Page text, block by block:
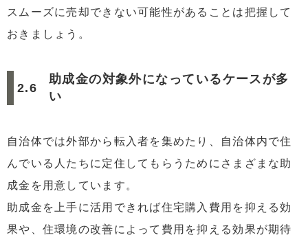
スムーズに売却できない可能性があることは把握して
おきましょう。
助成金の対象外になっているケースが多
い
自治体では外部から転入者を集めたり、自治体内で住
んでいる人たちに定住してもらうためにさまざまな助
成金を用意しています。
助成金を上手に活用できれば住宅購入費用を抑える効
果や、住環境の改善によって費用を抑える効果が期待